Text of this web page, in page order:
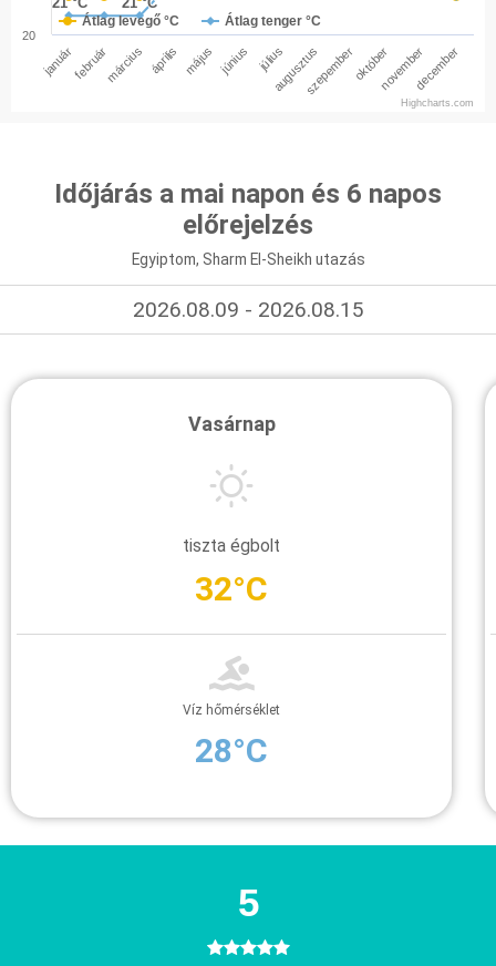
Átlag levegő °C Átlag tenger °C
januárfebruármárcius április május június júliusaugusztusszepemberoktóbernovemberdecember
20
Highcharts.com
Időjárás a mai napon és 6 napos
előrejelzés
Egyiptom, Sharm El-Sheikh utazás
2026.08.09 - 2026.08.15
Vasárnap
tiszta égbolt
32°C
Víz hőmérséklet
28°C
5